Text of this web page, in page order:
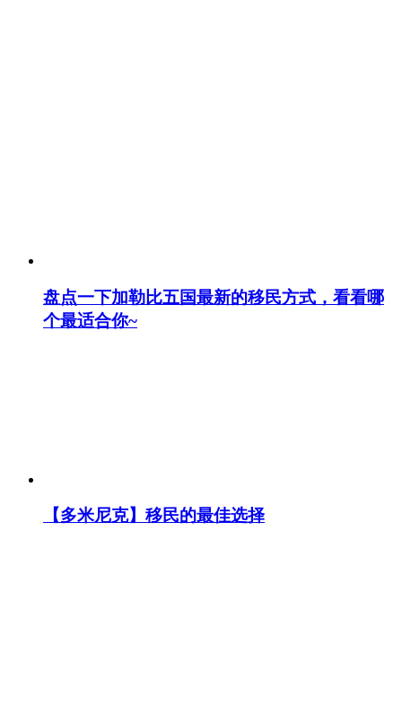
盘点一下加勒比五国最新的移民方式，看看哪
个最适合你~
【多米尼克】移民的最佳选择